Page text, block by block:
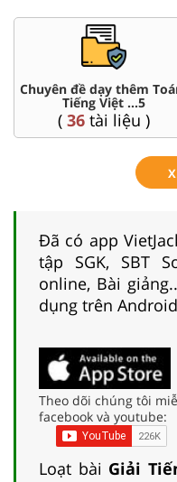
Chuyên đề dạy thêm
Tiếng Việt ...5
( 36tài liệu )
Đã có app
tập SGK, SBT
online, Bài
dụng trên
Theo dõi chúng tôi
facebook và youtube:
Loạt bài Giải